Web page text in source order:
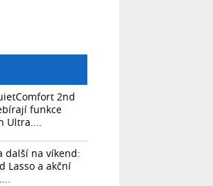
2nd
funkce
Ultra....
další na víkend:
Lasso a akční